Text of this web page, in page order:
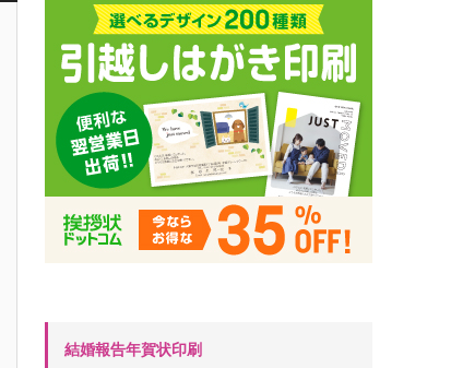
結婚報告年賀状印刷